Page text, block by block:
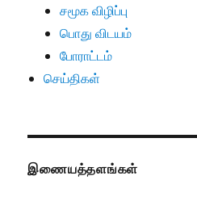
சமூக விழிப்பு
பொது விடயம்
போராட்டம்
செய்திகள்
இணையத்தளங்கள்